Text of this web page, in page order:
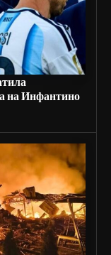
на Инфантино